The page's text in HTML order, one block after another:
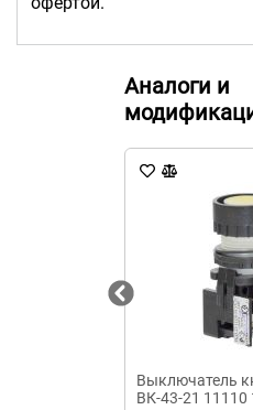
Аналоги и
Выключатель
ВК-43-21 11110